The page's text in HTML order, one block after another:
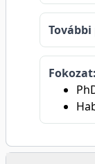
Fokozat: